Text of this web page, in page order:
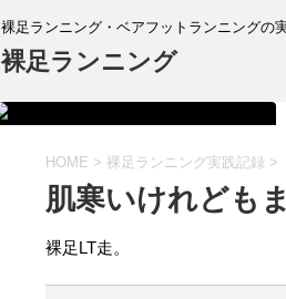
裸足ランニング・ベアフットランニングの
裸足ランニング
HOME > 裸足ランニング実践記録 >
肌寒いけれども
裸足LT走。